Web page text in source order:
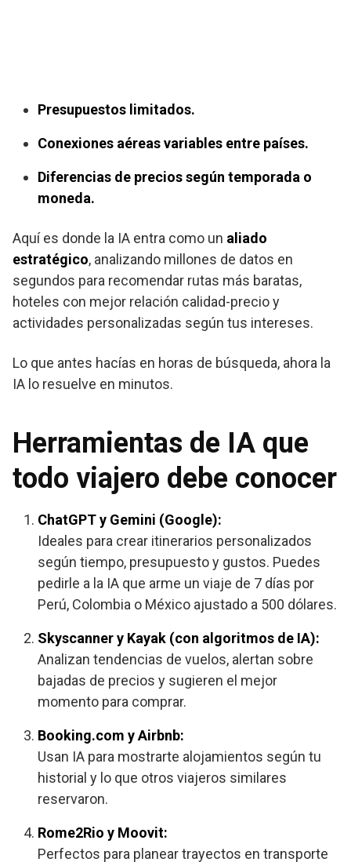
Presupuestos limitados.
Conexiones aéreas variables entre países.
Diferencias de precios según temporada o
moneda.
Aquí es donde la IA entra como un aliado
estratégico, analizando millones de datos en
segundos para recomendar rutas más baratas,
hoteles con mejor relación calidad-precio y
actividades personalizadas según tus intereses.
Lo que antes hacías en horas de búsqueda, ahora la
IA lo resuelve en minutos.
Herramientas de IA que
todo viajero debe conocer
ChatGPT y Gemini (Google):
Ideales para crear itinerarios personalizados
según tiempo, presupuesto y gustos. Puedes
pedirle a la IA que arme un viaje de 7 días por
Perú, Colombia o México ajustado a 500 dólares.
Skyscanner y Kayak (con algoritmos de IA):
Analizan tendencias de vuelos, alertan sobre
bajadas de precios y sugieren el mejor
momento para comprar.
Booking.com y Airbnb:
Usan IA para mostrarte alojamientos según tu
historial y lo que otros viajeros similares
reservaron.
Rome2Rio y Moovit:
Perfectos para planear trayectos en transporte